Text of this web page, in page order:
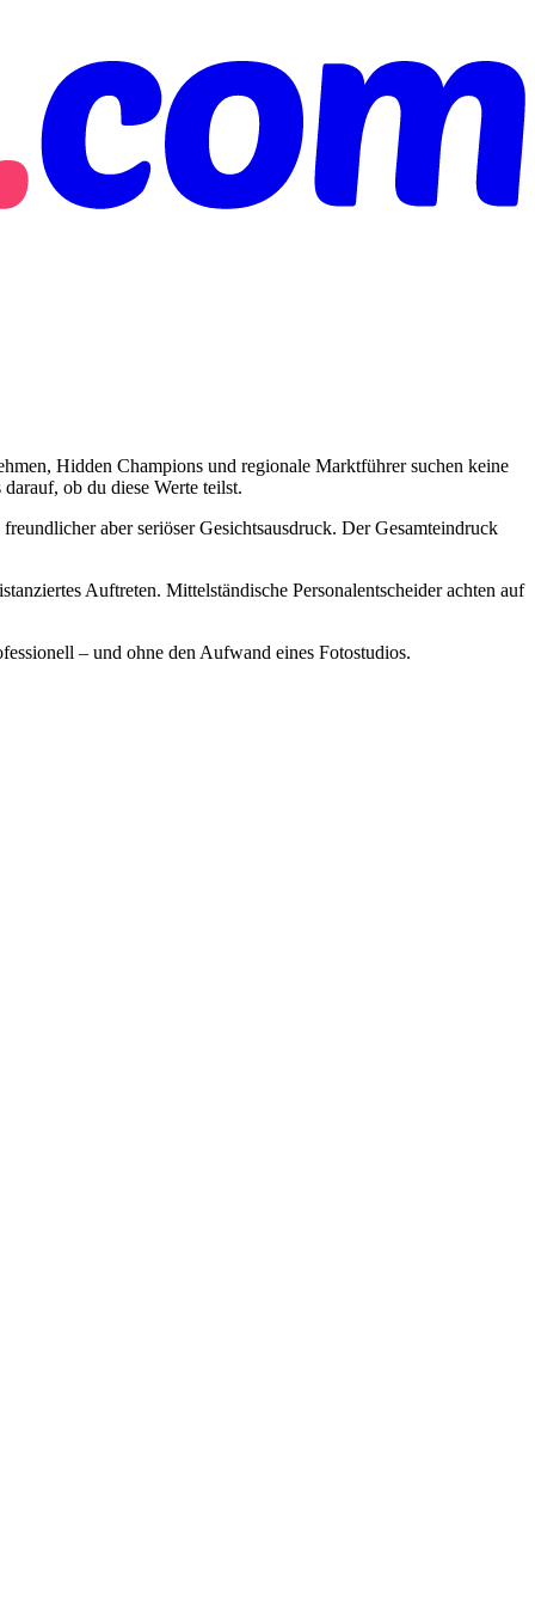
Hidden Champions und regionale Marktführer suchen keine
ob du diese Werte teilst.
aber seriöser Gesichtsausdruck. Der Gesamteindruck
Auftreten. Mittelständische Personalentscheider achten auf
– und ohne den Aufwand eines Fotostudios.